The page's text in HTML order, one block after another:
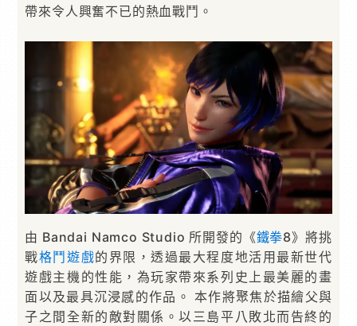
帶來令人興奮不已的熱血戰鬥。
由 Bandai Namco Studio 所開發的《鐵拳8》將挑
戰格鬥遊戲的界限，透過最大程度地活用最新世代
遊戲主機的性能，為玩家帶來系列史上最美麗的畫
面以及最具沉浸感的作品。 本作將聚焦於描繪父與
子之間全新的敵對關係。以三島平八敗北而告終的